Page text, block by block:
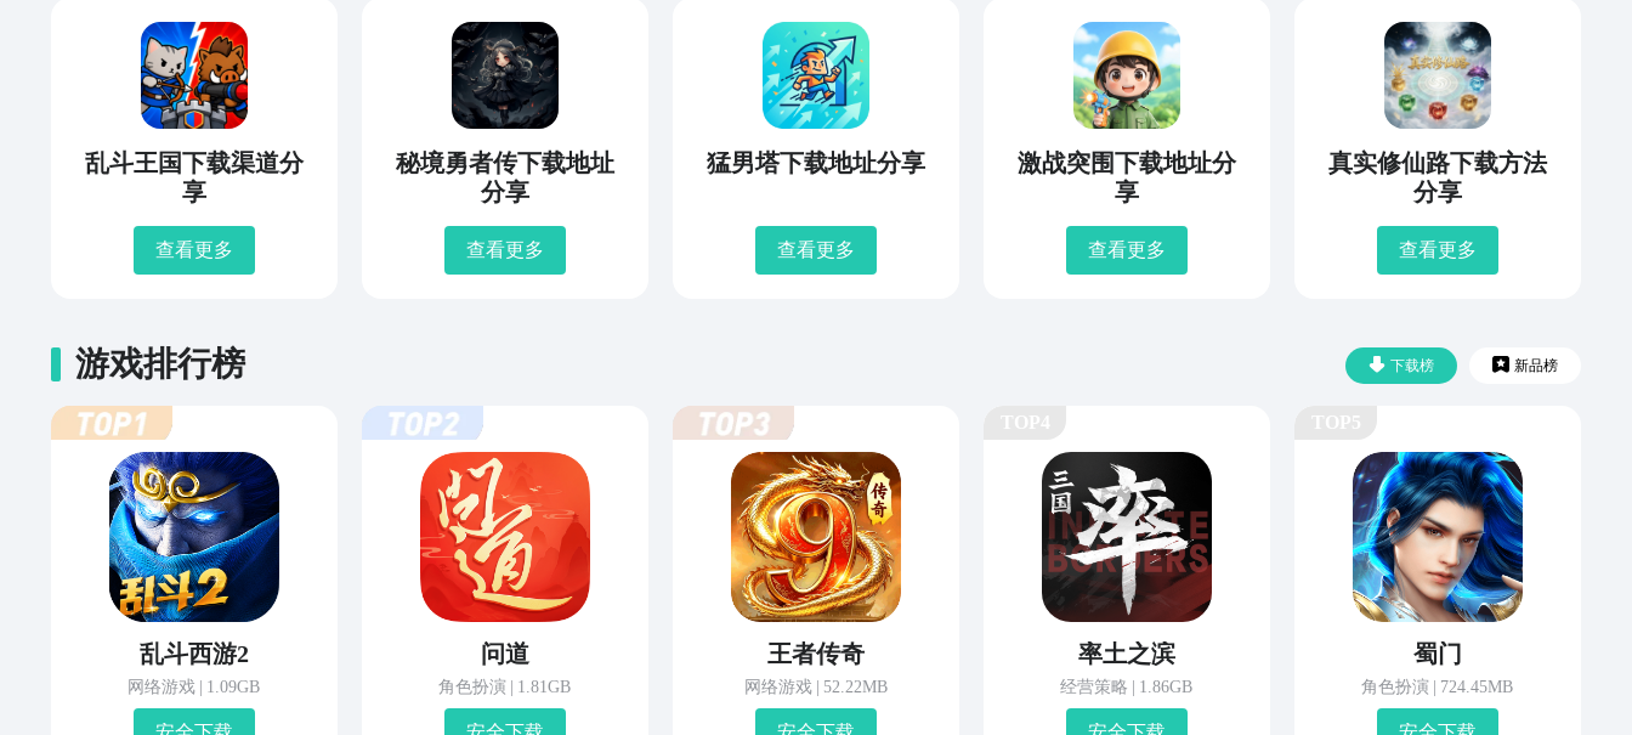
乱斗王国下载渠道分
享
查看更多
秘境勇者传下载地址
分享
查看更多
猛男塔下载地址分享
查看更多
激战突围下载地址分
享
查看更多
真实修仙路下载方法
分享
查看更多
下载榜 新品榜
游戏排行榜
乱斗西游2
网络游戏 1.09GB
问道
角色扮演 1.81GB
王者传奇
网络游戏 52.22MB
率土之滨
经营策略 1.86GB
蜀门
角色扮演 724.45MB